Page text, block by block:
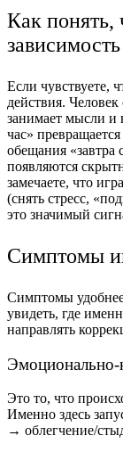
Как понять,
зависимость
Если чувствуете,
действия. Человек
занимает мысли и
час»
обещания «завтра
появляются
замечаете, что
(снять стресс,
это значимый
Симптомы
Симптомы удобнее
увидеть, где
направлять
Эмоционально-
Это то, что
Именно здесь
→ облегчение/